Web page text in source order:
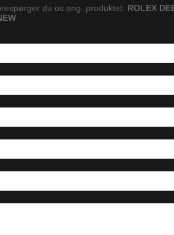
du os ang. produktet: ROLEX